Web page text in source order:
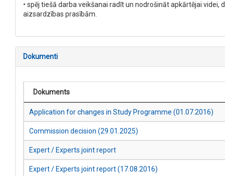
• spēj tiešā darba veikšanai radīt un nodrošināt apkārtējai
aizsardzības prasībām.
Dokumenti
Dokuments
Application for changes in Study Programme (01.07.2016)
Commission decision (29.01.2025)
Expert / Experts joint report
Expert / Experts joint report (17.08.2016)